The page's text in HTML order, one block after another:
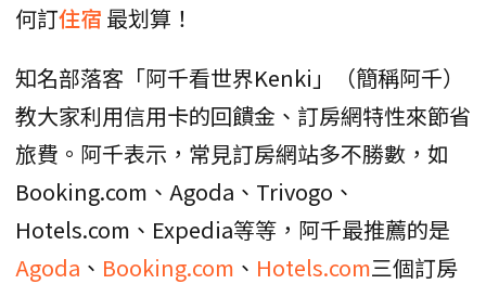
何訂住宿 最划算！
知名部落客「阿千看世界Kenki」（簡稱阿千）
教大家利用信用卡的回饋金、訂房網特性來節省
旅費。阿千表示，常見訂房網站多不勝數，如
Booking.com、Agoda、Trivogo、
Hotels.com、Expedia等等，阿千最推薦的是
Agoda 、 Booking.com 、 Hotels.com三個訂房